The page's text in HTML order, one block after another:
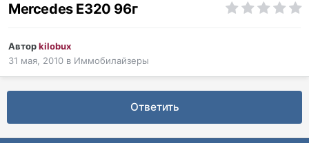
Mercedes E320 96г
Авторkilobux
31 мая, 2010 в Иммобилайзеры
Ответить